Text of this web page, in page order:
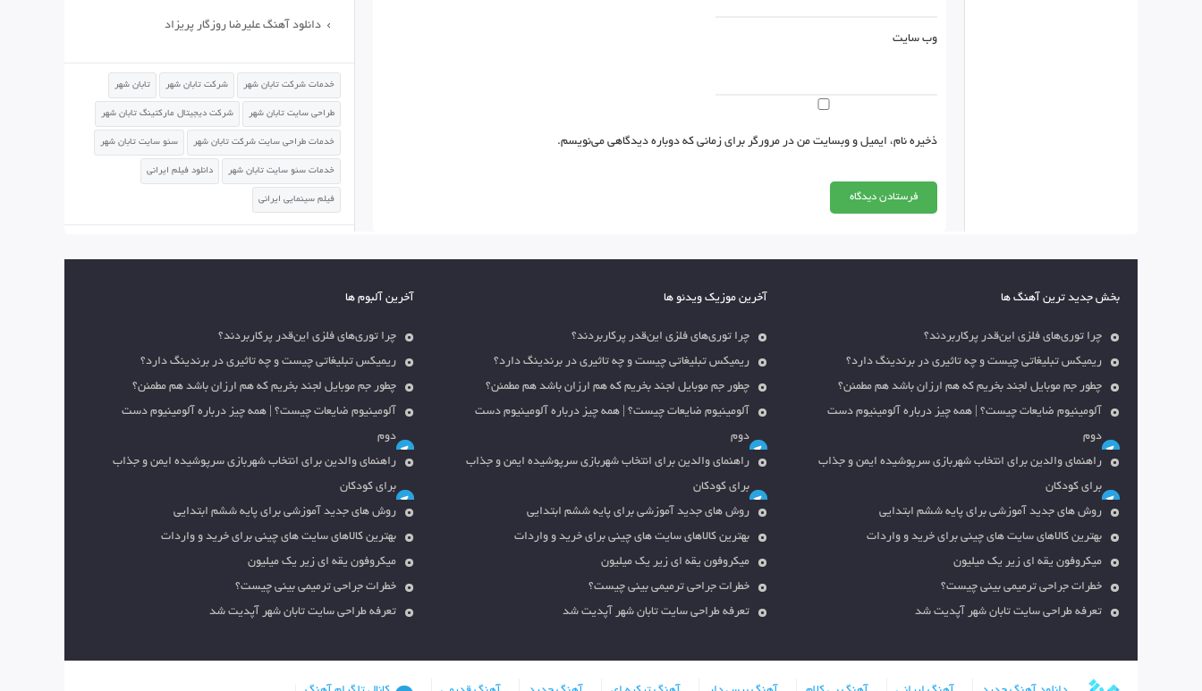
وب‌ سایت
ذخیره نام، ایمیل و وبسایت من در مرورگر برای زمانی که دوباره دیدگاهی می‌نویسم.
دانلود آهنگ علیرضا روزگار پریزاد
خدمات شرکت تابان شهر شرکت تابان شهر تابان شهر
طراحی سایت تابان شهر شرکت دیجیتال مارکتینگ تابان شهر
خدمات طراحی سایت شرکت تابان شهر سئو سایت تابان شهر
خدمات سئو سایت تابان شهر دانلود فیلم ایرانی
فیلم سینمایی ایرانی
بخش جدید ترین آهنگ ها
چرا توری‌های فلزی این‌قدر پرکاربردند؟
ریمیکس تبلیغاتی چیست و چه تاثیری در برندینگ دارد؟
چطور جم موبایل لجند بخریم که هم ارزان باشد هم مطمئن؟
آلومینیوم ضایعات چیست؟ | همه چیز درباره آلومینیوم دست
دوم
راهنمای والدین برای انتخاب شهربازی سرپوشیده ایمن و جذاب
برای کودکان
روش های جدید آموزشی برای پایه ششم ابتدایی
بهترین کالاهای سایت های چینی برای خرید و واردات
میکروفون یقه ای زیر یک میلیون
خطرات جراحی ترمیمی بینی چیست؟
تعرفه طراحی سایت تابان شهر آپدیت شد
آخرین موزیک ویدئو ها
چرا توری‌های فلزی این‌قدر پرکاربردند؟
ریمیکس تبلیغاتی چیست و چه تاثیری در برندینگ دارد؟
چطور جم موبایل لجند بخریم که هم ارزان باشد هم مطمئن؟
آلومینیوم ضایعات چیست؟ | همه چیز درباره آلومینیوم دست
دوم
راهنمای والدین برای انتخاب شهربازی سرپوشیده ایمن و جذاب
برای کودکان
روش های جدید آموزشی برای پایه ششم ابتدایی
بهترین کالاهای سایت های چینی برای خرید و واردات
میکروفون یقه ای زیر یک میلیون
خطرات جراحی ترمیمی بینی چیست؟
تعرفه طراحی سایت تابان شهر آپدیت شد
آخرین آلبوم ها
چرا توری‌های فلزی این‌قدر پرکاربردند؟
ریمیکس تبلیغاتی چیست و چه تاثیری در برندینگ دارد؟
چطور جم موبایل لجند بخریم که هم ارزان باشد هم مطمئن؟
آلومینیوم ضایعات چیست؟ | همه چیز درباره آلومینیوم دست
دوم
راهنمای والدین برای انتخاب شهربازی سرپوشیده ایمن و جذاب
برای کودکان
روش های جدید آموزشی برای پایه ششم ابتدایی
بهترین کالاهای سایت های چینی برای خرید و واردات
میکروفون یقه ای زیر یک میلیون
خطرات جراحی ترمیمی بینی چیست؟
تعرفه طراحی سایت تابان شهر آپدیت شد